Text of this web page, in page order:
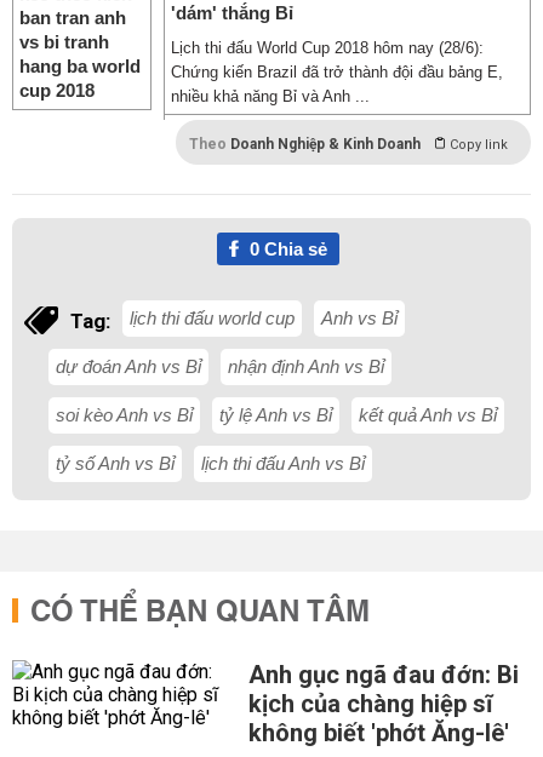
'dám' thắng Bỉ
Lịch thi đấu World Cup 2018 hôm nay (28/6):
Chứng kiến Brazil đã trở thành đội đầu bảng E,
nhiều khả năng Bỉ và Anh ...
Theo Doanh Nghiệp & Kinh Doanh Copy link
0Chia sẻ
Tag: lịch thi đấu world cup Anh vs Bỉ
dự đoán Anh vs Bỉ nhận định Anh vs Bỉ
soi kèo Anh vs Bỉ tỷ lệ Anh vs Bỉ kết quả Anh vs Bỉ
tỷ số Anh vs Bỉ lịch thi đấu Anh vs Bỉ
CÓ THỂ BẠN QUAN TÂM
Anh gục ngã đau đớn: Bi
kịch của chàng hiệp sĩ
không biết 'phớt Ăng-lê'